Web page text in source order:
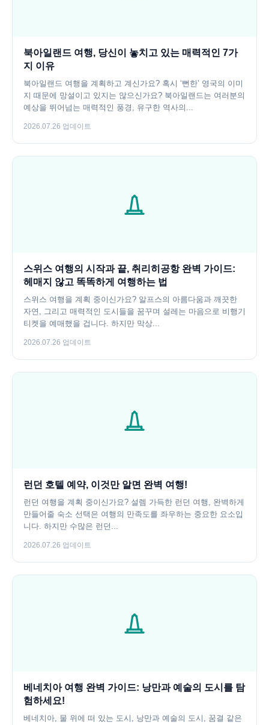
북아일랜드 여행, 당신이 놓치고 있는 매력적인 7가
지 이유
북아일랜드 여행을 계획하고 계신가요? 혹시 ‘뻔한’ 영국의 이미
지 때문에 망설이고 있지는 않으신가요? 북아일랜드는 여러분의
예상을 뛰어넘는 매력적인 풍경, 유구한 역사의...
2026.07.26 업데이트
스위스 여행의 시작과 끝, 취리히공항 완벽 가이드:
헤매지 않고 똑똑하게 여행하는 법
스위스 여행을 계획 중이신가요? 알프스의 아름다움과 깨끗한
자연, 그리고 매력적인 도시들을 꿈꾸며 설레는 마음으로 비행기
티켓을 예매했을 겁니다. 하지만 막상...
2026.07.26 업데이트
런던 호텔 예약, 이것만 알면 완벽 여행!
런던 여행을 계획 중이신가요? 설렘 가득한 런던 여행, 완벽하게
만들어줄 숙소 선택은 여행의 만족도를 좌우하는 중요한 요소입
니다. 하지만 수많은 런던...
2026.07.26 업데이트
베네치아 여행 완벽 가이드: 낭만과 예술의 도시를 탐
험하세요!
베네치아, 물 위에 떠 있는 도시, 낭만과 예술의 도시, 꿈결 같은